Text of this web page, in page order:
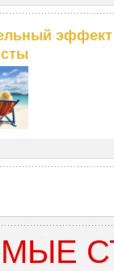
эффект